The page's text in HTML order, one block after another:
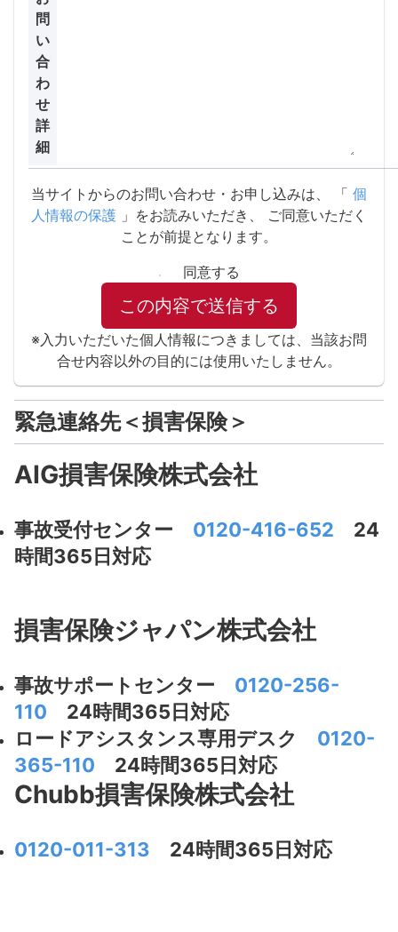
問
い
合
わ
せ
詳
細
当サイトからのお問い合わせ・お申し込みは、 「 個
人情報の保護 」をお読みいただき、
ご同意いただく
ことが前提となります。
同意する
この内容で送信する
※入力いただいた個人情報につきましては、 当該お問
合せ内容以外の目的には使用いたしません。
緊急連絡先＜損害保険＞
AIG損害保険株式会社
事故受付センター 0120-416-652 24
時間365日対応
損害保険ジャパン株式会社
事故サポートセンター 0120-256-
110 24時間365日対応
ロードアシスタンス専用デスク 0120-
365-110 24時間365日対応
Chubb損害保険株式会社
0120-011-313 24時間365日対応